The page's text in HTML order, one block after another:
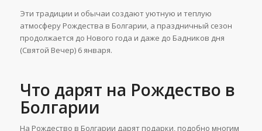
Эти традиции и обычаи создают уютную и теплую
атмосферу Рождества в Болгарии, а праздничный сезон
продолжается до Нового года и даже до Бадников дня
(Святой Вечер) 6 января.
Что дарят на Рождество в
Болгарии
На Рождество в Болгарии дарят подарки, подобно многим